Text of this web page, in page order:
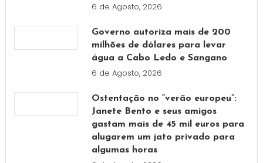
6 de Agosto, 2026
Governo autoriza mais de 200
milhões de dólares para levar
água a Cabo Ledo e Sangano
6 de Agosto, 2026
Ostentação no “verão europeu”:
Janete Bento e seus amigos
gastam mais de 45 mil euros para
alugarem um jato privado para
algumas horas